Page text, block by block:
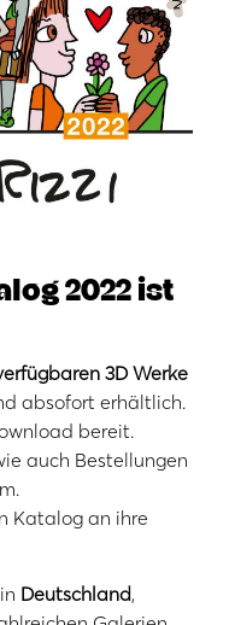
2022 ist
3D Werke
absofort erhältlich.
bereit.
auch Bestellungen
.
Katalog an ihre
Deutschland,